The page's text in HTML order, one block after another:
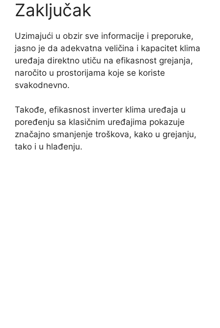
Zaključak
Uzimajući u obzir sve informacije i preporuke,
jasno je da adekvatna veličina i kapacitet klima
uređaja direktno utiču na efikasnost grejanja,
naročito u prostorijama koje se koriste
svakodnevno.
Takođe, efikasnost inverter klima uređaja u
poređenju sa klasičnim uređajima pokazuje
značajno smanjenje troškova, kako u grejanju,
tako i u hlađenju.